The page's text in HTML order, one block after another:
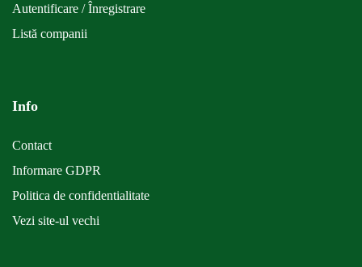
Autentificare / Înregistrare
Listă companii
Info
Contact
Informare GDPR
Politica de confidentialitate
Vezi site-ul vechi